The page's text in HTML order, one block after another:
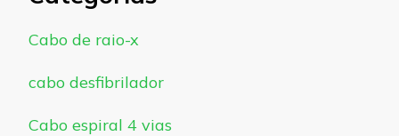
Cabo de raio-x
cabo desfibrilador
Cabo espiral 4 vias